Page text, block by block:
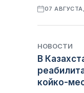
07
НОВОСТИ
В
койко-